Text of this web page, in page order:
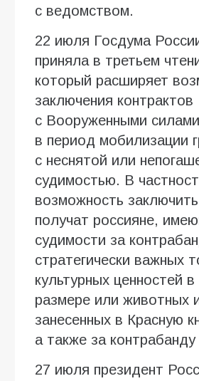
с ведомством.
22 июля Госдума
приняла в третьем
который расширяет
заключения контрактов
с Вооруженными
в период мобилизации
с неснятой или
судимостью. В
возможность
получат россияне,
судимости за
стратегически важных
культурных ценностей в
размере или животных
занесенных в Красную
а также за контрабанду
27 июля президент